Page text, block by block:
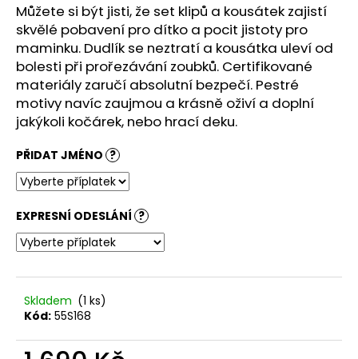
Můžete si být jisti, že set klipů a kousátek zajistí
skvělé pobavení pro dítko a pocit jistoty pro
maminku. Dudlík se neztratí a kousátka uleví od
bolesti při prořezávání zoubků. Certifikované
materiály zaručí absolutní bezpečí. Pestré
motivy navíc zaujmou a krásně oživí a doplní
jakýkoli kočárek, nebo hrací deku.
PŘIDAT JMÉNO ?
EXPRESNÍ ODESLÁNÍ ?
Skladem (1 ks)
Kód: 55S168
D
o
p
o
u
č
u
j
e
m